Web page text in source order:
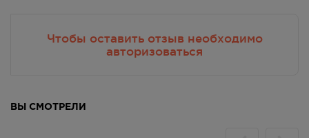
Чтобы оставить отзыв необходимо
авторизоваться
ВЫ СМОТРЕЛИ